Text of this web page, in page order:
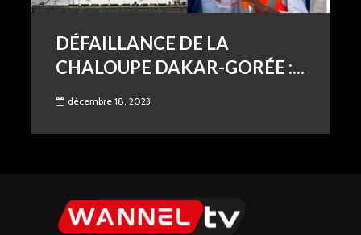
DÉFAILLANCE DE LA
CHALOUPE DAKAR-GORÉE :...
décembre 18, 2023